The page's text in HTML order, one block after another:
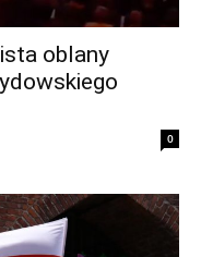
oblany
0